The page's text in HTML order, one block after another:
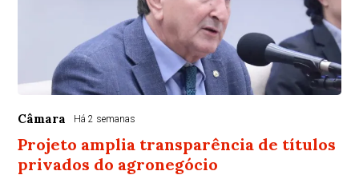
Câmara Há 2 semanas
Projeto amplia transparência de títulos
privados do agronegócio